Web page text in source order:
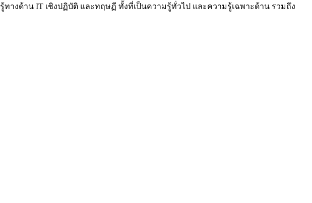
างด้าน IT เชิงปฏิบัติ และทฤษฏี ทั้งที่เป็นความรู้ทั่วไป และความรู้เฉพาะด้าน รวมถึง